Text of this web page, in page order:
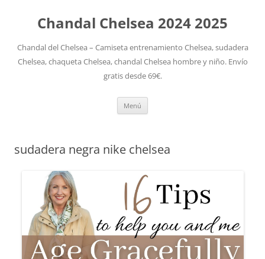
Chandal Chelsea 2024 2025
Chandal del Chelsea – Camiseta entrenamiento Chelsea, sudadera
Chelsea, chaqueta Chelsea, chandal Chelsea hombre y niño. Envío
gratis desde 69€.
Menú
sudadera negra nike chelsea